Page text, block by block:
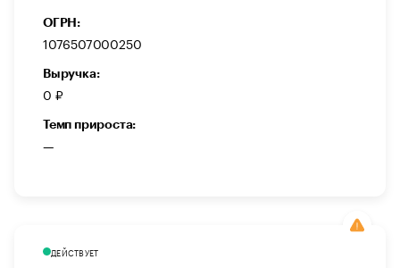
ОГРН:
1076507000250
Выручка:
0 ₽
Темп прироста:
—
ДЕЙСТВУЕТ